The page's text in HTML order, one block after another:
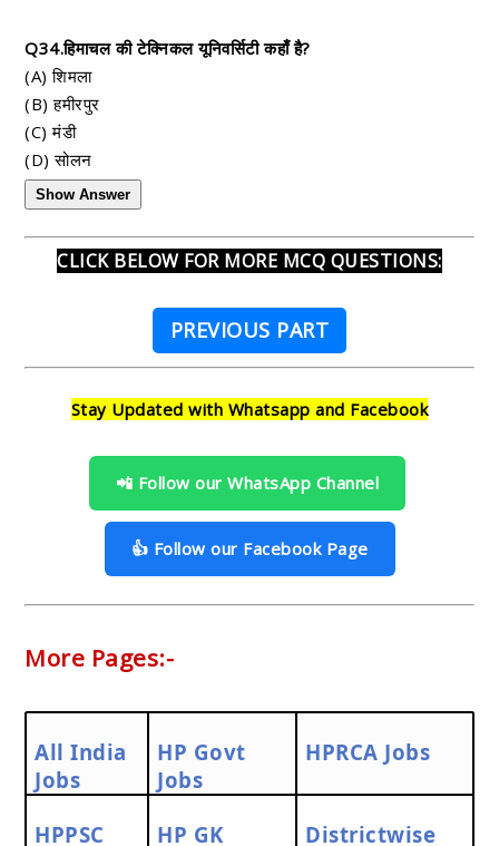
Q34.हिमाचल की टेक्निकल यूनिवर्सिटी कहाँ है?
(A) शिमला
(B) हमीरपुर
(C) मंडी
(D) सोलन
Show Answer
CLICK BELOW FOR MORE MCQ QUESTIONS:
PREVIOUS PART
Stay Updated with Whatsapp and Facebook
📲 Follow our WhatsApp Channel
👍 Follow our Facebook Page
More Pages:-
All India
Jobs
HP Govt
Jobs
HPRCA Jobs
HPPSC HP GK Districtwise